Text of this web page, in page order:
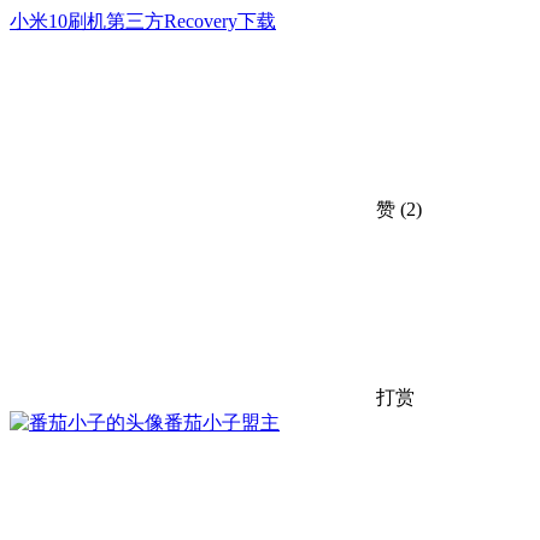
小米10刷机第三方Recovery下载
赞 (2)
打赏
番茄小子盟主